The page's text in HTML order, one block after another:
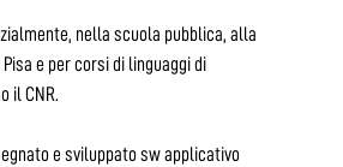
nella scuola pubblica, alla
e per corsi di linguaggi di
il CNR.
e sviluppato sw applicativo